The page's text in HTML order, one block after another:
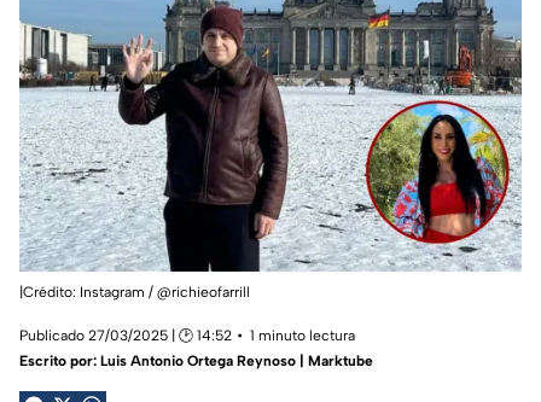
|Crédito: Instagram / @richieofarrill
Publicado 27/03/2025 | 🕑 14:52
1 minuto lectura
Escrito por: Luis Antonio Ortega Reynoso | Marktube